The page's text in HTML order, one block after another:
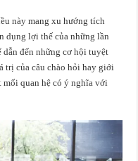
này mang xu hướng tích
dụng lợi thế của những lần
đến những cơ hội tuyệt
trị của câu chào hỏi hay giới
mối quan hệ có ý nghĩa với